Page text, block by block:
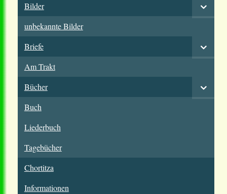
Bilder
unbekannte Bilder
Briefe
Am Trakt
Bücher
Buch
Liederbuch
Tagebücher
Chortitza
Informationen